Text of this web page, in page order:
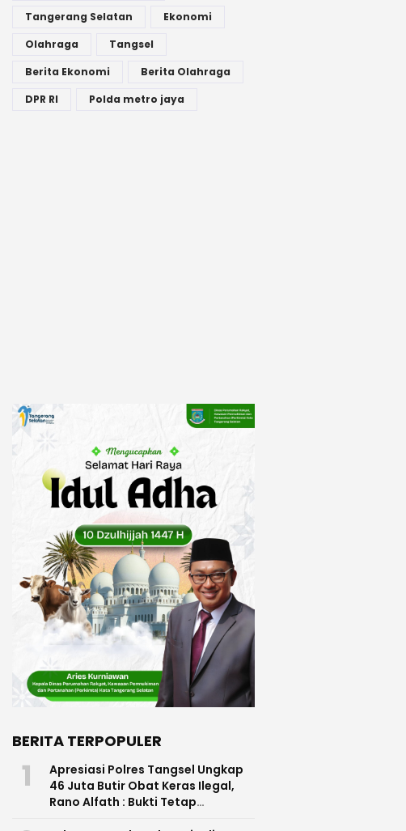
Tangerang Selatan
Ekonomi
Olahraga
Tangsel
Berita Ekonomi
Berita Olahraga
DPR RI
Polda metro jaya
BERITA TERPOPULER
1
Apresiasi Polres Tangsel Ungkap
46 Juta Butir Obat Keras Ilegal,
Rano Alfath : Bukti Tetap